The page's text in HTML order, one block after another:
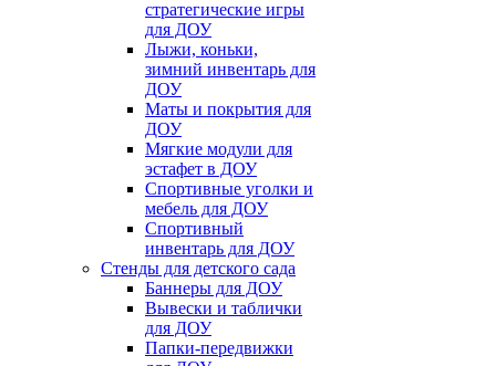
стратегические игры
для ДОУ
Лыжи, коньки,
зимний инвентарь для
ДОУ
Маты и покрытия для
ДОУ
Мягкие модули для
эстафет в ДОУ
Спортивные уголки и
мебель для ДОУ
Спортивный
инвентарь для ДОУ
Стенды для детского сада
Баннеры для ДОУ
Вывески и таблички
для ДОУ
Папки-передвижки